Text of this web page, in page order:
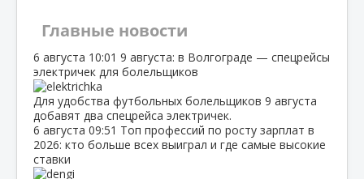
Главные новости
6 августа 10:01 9 августа: в Волгограде — спецрейсы
электричек для болельщиков
Для удобства футбольных болельщиков 9 августа
добавят два спецрейса электричек.
6 августа 09:51 Топ профессий по росту зарплат в
2026: кто больше всех выиграл и где самые высокие
ставки